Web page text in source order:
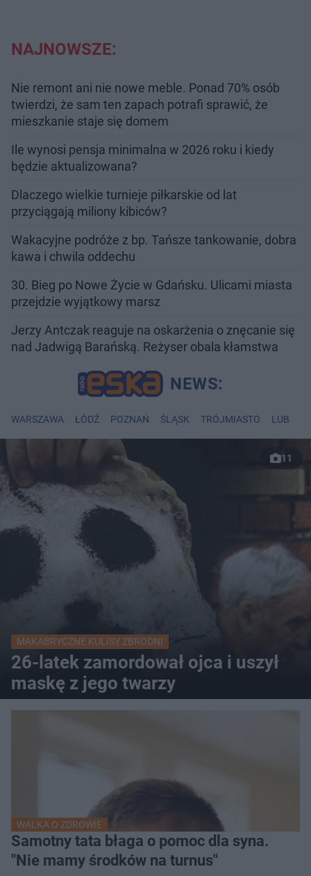
NAJNOWSZE:
Nie remont ani nie nowe meble. Ponad 70% osób
twierdzi, że sam ten zapach potrafi sprawić, że
mieszkanie staje się domem
Ile wynosi pensja minimalna w 2026 roku i kiedy
będzie aktualizowana?
Dlaczego wielkie turnieje piłkarskie od lat
przyciągają miliony kibiców?
Wakacyjne podróże z bp. Tańsze tankowanie, dobra
kawa i chwila oddechu
30. Bieg po Nowe Życie w Gdańsku. Ulicami miasta
przejdzie wyjątkowy marsz
Jerzy Antczak reaguje na oskarżenia o znęcanie się
nad Jadwigą Barańską. Reżyser obala kłamstwa
WARSZAWA ŁÓDŹ POZNAŃ ŚLĄSK TRÓJMIASTO LUBLIN
11
MAKABRYCZNE KULISY ZBRODNI
26-latek zamordował ojca i uszył
maskę z jego twarzy
WALKA O ZDROWIE
Samotny tata błaga o pomoc dla syna.
"Nie mamy środków na turnus"